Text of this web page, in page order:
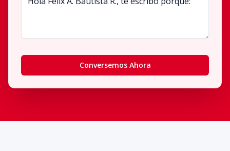
Conversemos Ahora